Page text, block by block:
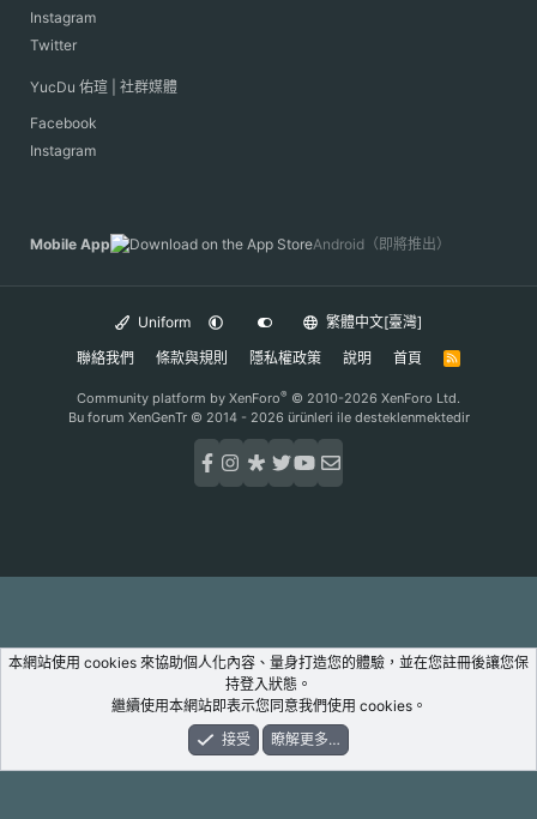
Instagram
Twitter
YucDu 佑瑄 | 社群媒體
Facebook
Instagram
Mobile App Android（即將推出）
Uniform
繁體中文[臺灣]
聯絡我們
條款與規則 隱私權政策 說明 首頁
R
Community platform by XenForo® © 2010-2026 XenForo Ltd.
Bu forum XenGenTr © 2014 - 2026 ürünleri ile desteklenmektedir
登入
本網站使用 cookies 來協助個人化內容、量身打造您的體驗，並在您註冊後讓您保
持登入狀態。
繼續使用本網站即表示您同意我們使用 cookies。
接受
瞭解更多…